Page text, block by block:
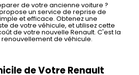
de votre ancienne voiture ?
un service de reprise de
et efficace. Obtenez une
de votre véhicule, et utilisez cette
de votre nouvelle Renault. C'est la
de véhicule.
de Votre Renault